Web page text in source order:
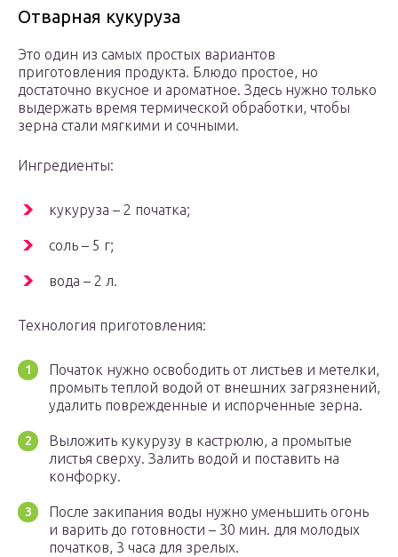
Отварная кукуруза
Это один из самых простых вариантов
приготовления продукта. Блюдо простое, но
достаточно вкусное и ароматное. Здесь нужно только
выдержать время термической обработки, чтобы
зерна стали мягкими и сочными.
Ингредиенты:
кукуруза – 2 початка;
соль – 5 г;
вода – 2 л.
Технология приготовления:
Початок нужно освободить от листьев и метелки,
промыть теплой водой от внешних загрязнений,
удалить поврежденные и испорченные зерна.
Выложить кукурузу в кастрюлю, а промытые
листья сверху. Залить водой и поставить на
конфорку.
После закипания воды нужно уменьшить огонь
и варить до готовности – 30 мин. для молодых
початков, 3 часа для зрелых.